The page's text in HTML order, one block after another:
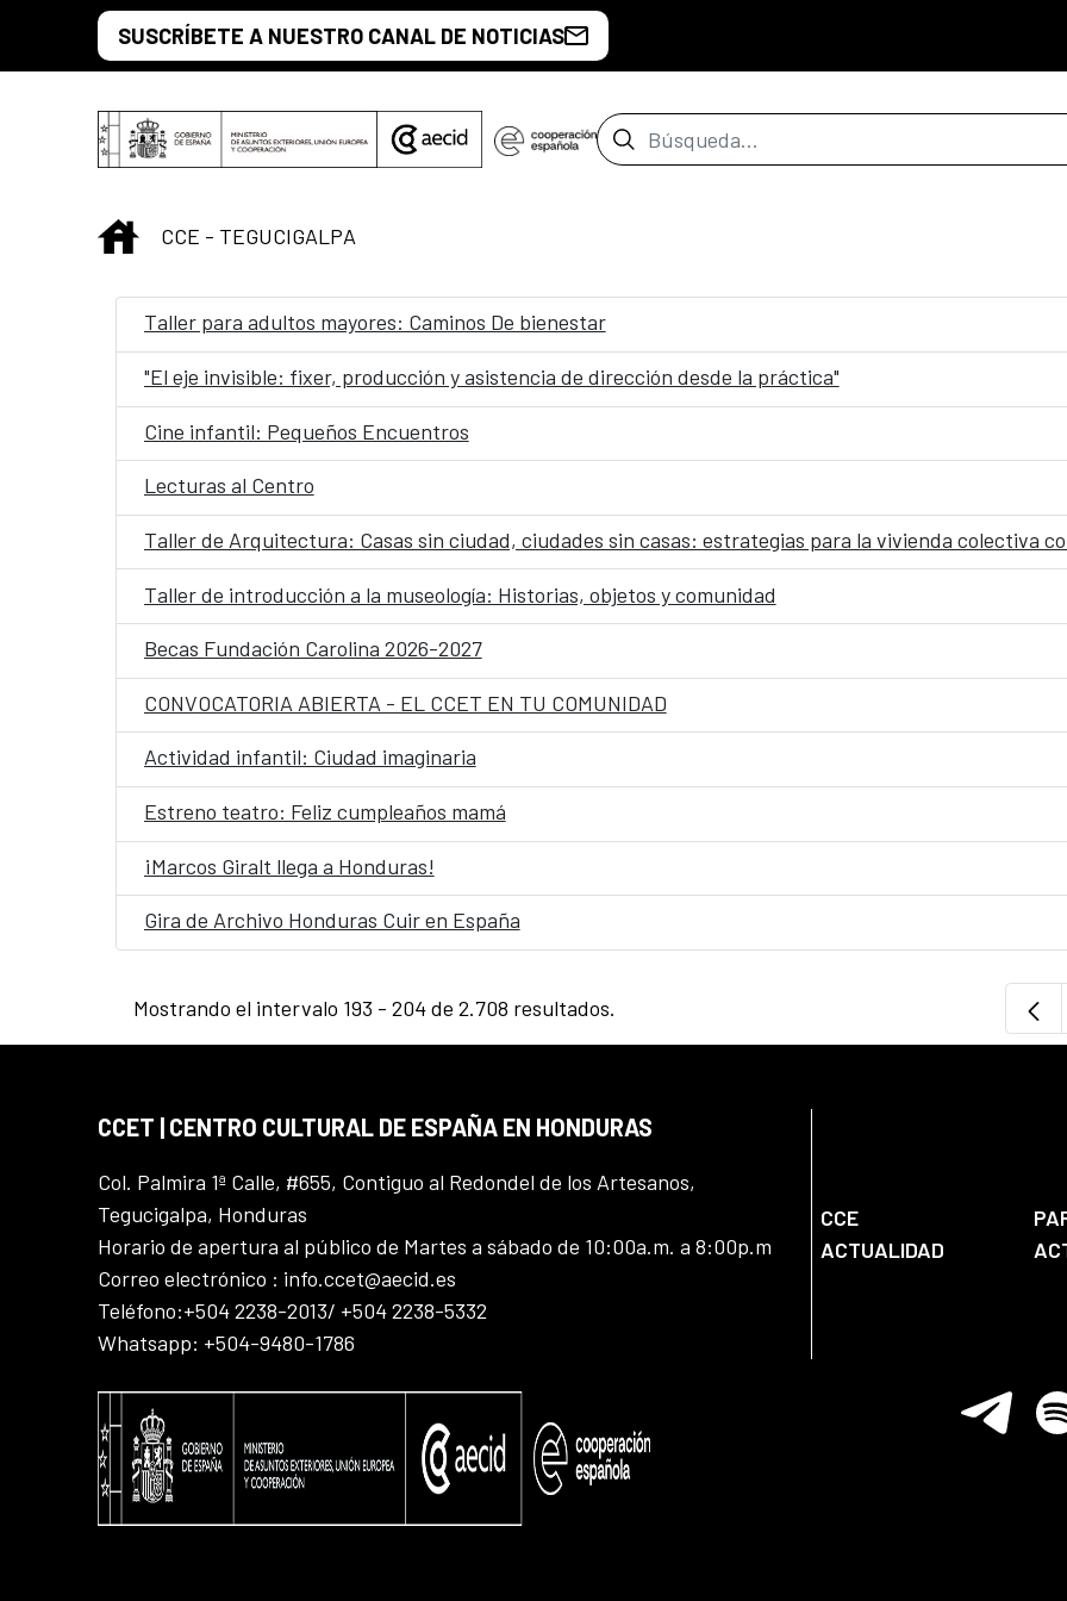
Saltar al contenido principal
SUSCRÍBETE A NUESTRO CANAL DE NOTICIAS
Barra de búsqueda
INICIO
CCE - TEGUCIGALPA
Taller para adultos mayores: Caminos De bienestar
"El eje invisible: fixer, producción y asistencia de dirección desde la práctica"
Cine infantil: Pequeños Encuentros
Lecturas al Centro
Taller de Arquitectura: Casas sin ciudad, ciudades sin casas: estrategias para la vivienda colectiva
Taller de introducción a la museología: Historias, objetos y comunidad
Becas Fundación Carolina 2026-2027
CONVOCATORIA ABIERTA - EL CCET EN TU COMUNIDAD
Actividad infantil: Ciudad imaginaria
Estreno teatro: Feliz cumpleaños mamá
¡Marcos Giralt llega a Honduras!
Gira de Archivo Honduras Cuir en España
Mostrando el intervalo 193 - 204 de 2.708 resultados.
CCET | CENTRO CULTURAL DE ESPAÑA EN HONDURAS
Col. Palmira 1ª Calle, #655, Contiguo al Redondel de los Artesanos,
Tegucigalpa, Honduras
Horario de apertura al público de Martes a sábado de 10:00a.m. a 8:00p.m
Correo electrónico : info.ccet@aecid.es
Teléfono:+504 2238-2013/ +504 2238-5332
Whatsapp: +504-9480-1786
CCE
ACTUALIDAD
Telegram